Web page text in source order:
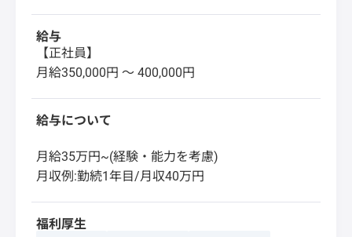
給与
【正社員】
月給350,000円 〜 400,000円
給与について
月給35万円~(経験・能力を考慮)
月収例:勤続1年目/月収40万円
福利厚生